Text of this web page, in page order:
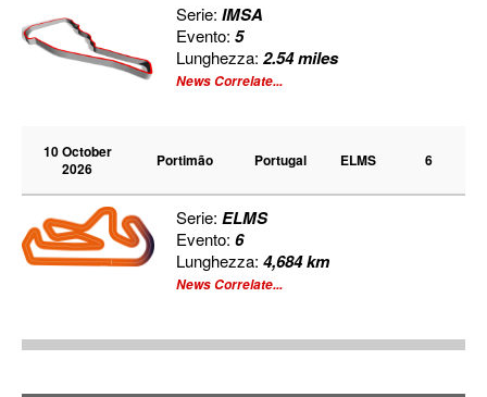
Serie:IMSA
Evento:5
Lunghezza:2.54 miles
News Correlate...
10 October
2026
Portimão Portugal ELMS 6
Serie:ELMS
Evento:6
Lunghezza:4,684 km
News Correlate...